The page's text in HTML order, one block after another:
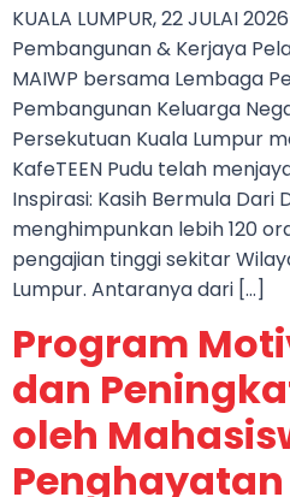
KUALA LUMPUR, 22 JULAI
Pembangunan & Kerjaya
MAIWP bersama Lembaga
Pembangunan Keluarga
Persekutuan Kuala Lumpur
KafeTEEN Pudu telah
Inspirasi: Kasih Bermula Dari
menghimpunkan lebih 120
pengajian tinggi sekitar
Lumpur. Antaranya dari […]
Program
dan
oleh